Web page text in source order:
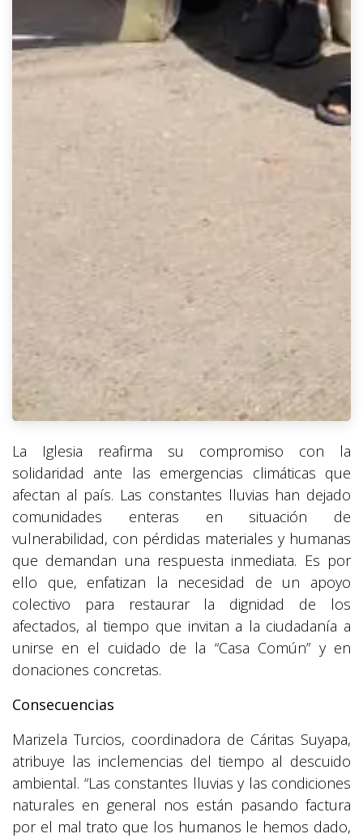
La Iglesia reafirma su compromiso con la
solidaridad ante las emergencias climáticas que
afectan al país. Las constantes lluvias han dejado
comunidades enteras en situación de
vulnerabilidad, con pérdidas materiales y humanas
que demandan una respuesta inmediata. Es por
ello que, enfatizan la necesidad de un apoyo
colectivo para restaurar la dignidad de los
afectados, al tiempo que invitan a la ciudadanía a
unirse en el cuidado de la “Casa Común” y en
donaciones concretas.
Consecuencias
Marizela Turcios, coordinadora de Cáritas Suyapa,
atribuye las inclemencias del tiempo al descuido
ambiental. “Las constantes lluvias y las condiciones
naturales en general nos están pasando factura
por el mal trato que los humanos le hemos dado,